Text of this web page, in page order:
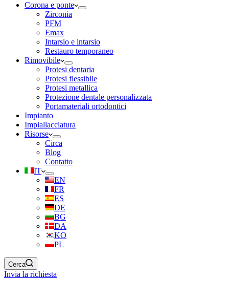
Corona e ponte
Zirconia
PFM
Emax
Intarsio e intarsio
Restauro temporaneo
Rimovibile
Protesi dentaria
Protesi flessibile
Protesi metallica
Protezione dentale personalizzata
Portamateriali ortodontici
Impianto
Impiallacciatura
Risorse
Circa
Blog
Contatto
IT
EN
FR
ES
DE
BG
DA
KO
PL
Cerca
Invia la richiesta